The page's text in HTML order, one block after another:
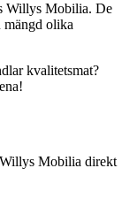
Willys Mobilia. De
mängd olika
kvalitetsmat?
Mobilia direkt